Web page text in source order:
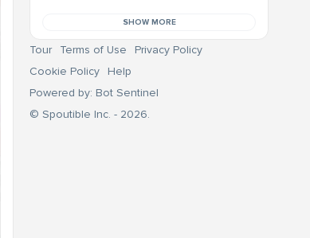
SHOW MORE
Tour Terms of Use
Privacy Policy
Cookie Policy
Help
Powered by: Bot Sentinel
© Spoutible Inc. - 2026.